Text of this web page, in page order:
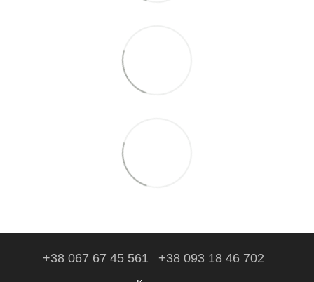
+38 067 67 45 561 +38 093 18 46 702